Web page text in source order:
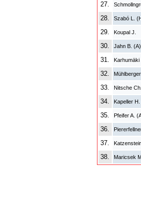
27.
28.
Szabó L.
29.
Koupal J.
30.
Jahn B. (A)
31.
Karhumäki
32.
33.
Nitsche
34.
Kapeller H.
35.
Pfeifer A.
36.
37.
38.
Maricsek